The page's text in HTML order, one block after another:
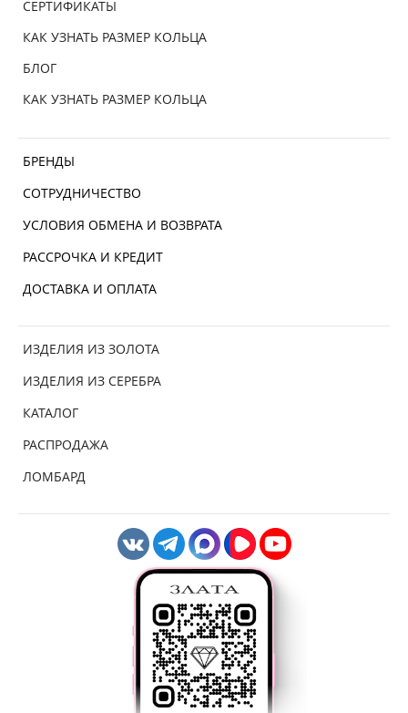
СЕРТИФИКАТЫ
КАК УЗНАТЬ РАЗМЕР КОЛЬЦА
БЛОГ
КАК УЗНАТЬ РАЗМЕР КОЛЬЦА
БРЕНДЫ
СОТРУДНИЧЕСТВО
УСЛОВИЯ ОБМЕНА И ВОЗВРАТА
РАССРОЧКА И КРЕДИТ
ДОСТАВКА И ОПЛАТА
ИЗДЕЛИЯ ИЗ ЗОЛОТА
ИЗДЕЛИЯ ИЗ СЕРЕБРА
КАТАЛОГ
РАСПРОДАЖА
ЛОМБАРД